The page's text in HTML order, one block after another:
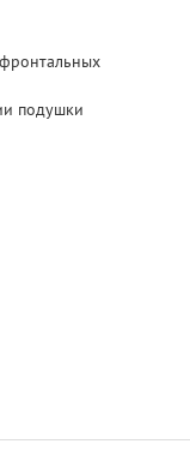
подушки